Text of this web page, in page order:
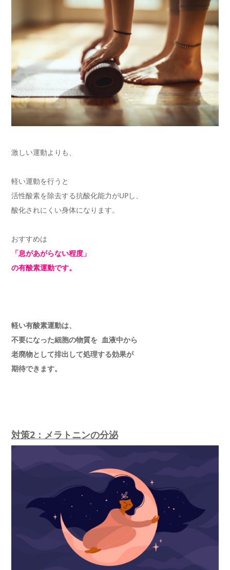
激しい運動よりも、
軽い運動を行うと
活性酸素を除去する抗酸化能力がUPし、
酸化されにくい身体になります。
おすすめは
「息があがらない程度」
の有酸素運動です。
軽い有酸素運動は、
不要になった細胞の物質を 血液中から
老廃物として排出して処理する効果が
期待できます。
対策2：メラトニンの分泌